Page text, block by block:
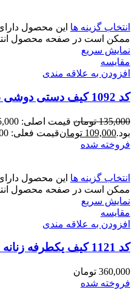
انتخاب گزینه ها این محصول
ممکن است در صفحه محصول
نمایش سریع
مقايسه
افزودن به علاقه مندی
کد 1092 کیف دستی دوشی طرح مارک
135,000 تومان
بود.109,000 تومانقیمت فعلی: 109,000 تومان.
فروخته شده
انتخاب گزینه ها این محصول
ممکن است در صفحه محصول
نمایش سریع
مقايسه
افزودن به علاقه مندی
کد 1121 کیف یکطرفه زنانه جلو حلقه
360,000 تومان
فروخته شده